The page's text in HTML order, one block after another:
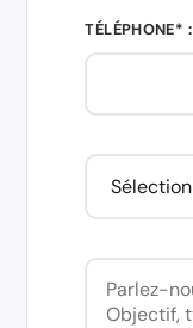
TÉLÉPHONE* :